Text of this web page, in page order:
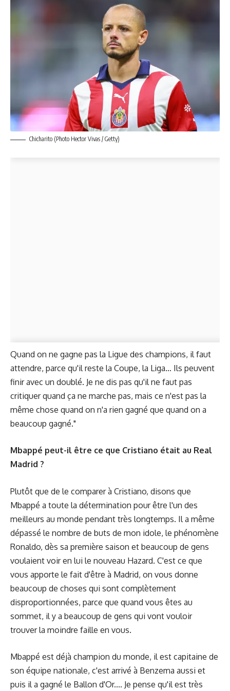
Chicharito (Photo Hector Vivas / Getty)
Quand on ne gagne pas la Ligue des champions, il faut
attendre, parce qu'il reste la Coupe, la Liga… Ils peuvent
finir avec un doublé. Je ne dis pas qu'il ne faut pas
critiquer quand ça ne marche pas, mais ce n'est pas la
même chose quand on n'a rien gagné que quand on a
beaucoup gagné."
Mbappé peut-il être ce que Cristiano était au Real
Madrid ?
Plutôt que de le comparer à Cristiano, disons que
Mbappé a toute la détermination pour être l'un des
meilleurs au monde pendant très longtemps. Il a même
dépassé le nombre de buts de mon idole, le phénomène
Ronaldo, dès sa première saison et beaucoup de gens
voulaient voir en lui le nouveau Hazard. C'est ce que
vous apporte le fait d'être à Madrid, on vous donne
beaucoup de choses qui sont complètement
disproportionnées, parce que quand vous êtes au
sommet, il y a beaucoup de gens qui vont vouloir
trouver la moindre faille en vous.
Mbappé est déjà champion du monde, il est capitaine de
son équipe nationale, c'est arrivé à Benzema aussi et
puis il a gagné le Ballon d'Or.... Je pense qu'il est très